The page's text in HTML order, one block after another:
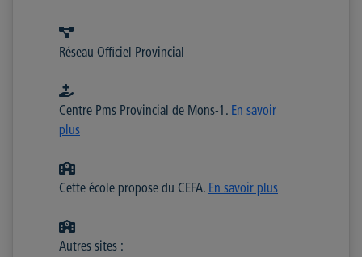
Réseau Officiel Provincial
Centre Pms Provincial de Mons-1. En savoir
plus
Cette école propose du CEFA. En savoir plus
Autres sites :